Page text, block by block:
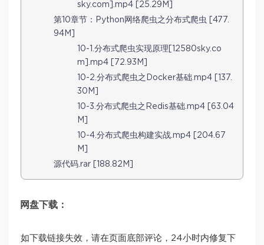
sky.com].mp4 [25.29M]
第10章节：Python网络爬虫之分布式爬虫 [477.
94M]
10-1.分布式爬虫实现原理[12580sky.co
m].mp4 [72.93M]
10-2.分布式爬虫之Docker基础.mp4 [137.
30M]
10-3.分布式爬虫之Redis基础.mp4 [63.04
M]
10-4.分布式爬虫构建实战.mp4 [204.67
M]
源代码.rar [188.82M]
网盘下载：
如下载链接失效，请在页面底部评论，24小时内修复下